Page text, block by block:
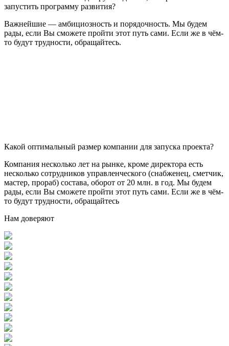
запустить программу развития?
Важнейшие — амбициозность и порядочность. Мы будем
рады, если Вы сможете пройти этот путь сами. Если же в чём-
то будут трудности, обращайтесь.
Какой оптимальный размер компании для запуска проекта?
Компания несколько лет на рынке, кроме директора есть
несколько сотрудников управленческого (снабженец, сметчик,
мастер, прораб) состава, оборот от 20 млн. в год. Мы будем
рады, если Вы сможете пройти этот путь сами. Если же в чём-
то будут трудности, обращайтесь
Нам доверяют